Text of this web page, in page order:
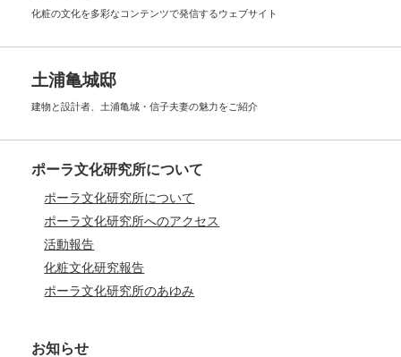
化粧の文化を多彩なコンテンツで発信するウェブサイト
土浦亀城邸
建物と設計者、土浦亀城・信子夫妻の魅力をご紹介
ポーラ文化研究所について
ポーラ文化研究所について
ポーラ文化研究所へのアクセス
活動報告
化粧文化研究報告
ポーラ文化研究所のあゆみ
お知らせ